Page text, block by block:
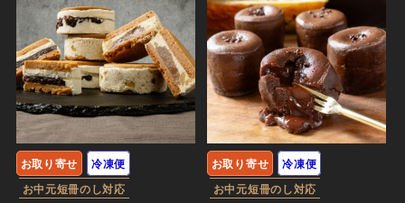
お取り寄せ
冷凍便
お中元短冊のし対応
お取り寄せ
冷凍便
お中元短冊のし対応